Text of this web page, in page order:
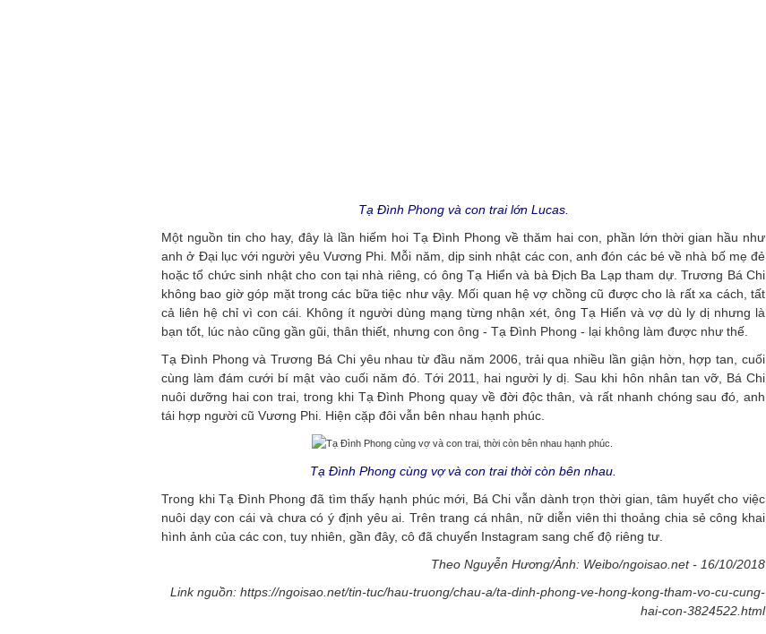
Tạ Đình Phong và con trai lớn Lucas.
Một nguồn tin cho hay, đây là lần hiếm hoi Tạ Đình Phong về thăm hai con, phần lớn thời gian hầu như
anh ở Đại lục với người yêu Vương Phi. Mỗi năm, dịp sinh nhật các con, anh đón các bé về nhà bố mẹ đẻ
hoặc tổ chức sinh nhật cho con tại nhà riêng, có ông Tạ Hiển và bà Địch Ba Lạp tham dự. Trương Bá Chi
không bao giờ góp mặt trong các bữa tiệc như vậy. Mối quan hệ vợ chồng cũ được cho là rất xa cách, tất
cả liên hệ chỉ vì con cái. Không ít người dùng mạng từng nhận xét, ông Tạ Hiển và vợ dù ly dị nhưng là
bạn tốt, lúc nào cũng gần gũi, thân thiết, nhưng con ông - Tạ Đình Phong - lại không làm được như thế.
Tạ Đình Phong và Trương Bá Chi yêu nhau từ đầu năm 2006, trải qua nhiều lần giận hờn, hợp tan, cuối
cùng làm đám cưới bí mật vào cuối năm đó. Tới 2011, hai người ly dị. Sau khi hôn nhân tan vỡ, Bá Chi
nuôi dưỡng hai con trai, trong khi Tạ Đình Phong quay về đời độc thân, và rất nhanh chóng sau đó, anh
tái hợp người cũ Vương Phi. Hiện cặp đôi vẫn bên nhau hạnh phúc.
Tạ Đình Phong cùng vợ và con trai thời còn bên nhau.
Trong khi Tạ Đình Phong đã tìm thấy hạnh phúc mới, Bá Chi vẫn dành trọn thời gian, tâm huyết cho việc
nuôi dạy con cái và chưa có ý định yêu ai. Trên trang cá nhân, nữ diễn viên thi thoảng chia sẻ công khai
hình ảnh của các con, tuy nhiên, gần đây, cô đã chuyển Instagram sang chế độ riêng tư.
Theo Nguyễn Hương/Ảnh: Weibo/ngoisao.net - 16/10/2018
Link nguồn: https://ngoisao.net/tin-tuc/hau-truong/chau-a/ta-dinh-phong-ve-hong-kong-tham-vo-cu-cung-
hai-con-3824522.html